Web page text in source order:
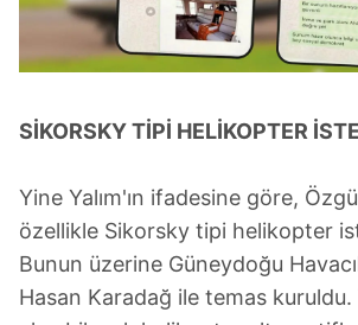
SİKORSKY TİPİ HELİKOPTER
Yine Yalım'ın ifadesine göre,
özellikle Sikorsky tipi helikopter
Bunun üzerine Güneydoğu
Hasan Karadağ ile temas kuruldu.